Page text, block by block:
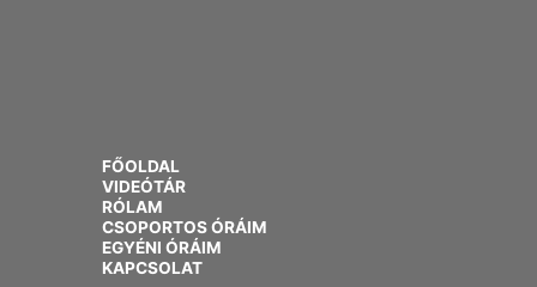
FŐOLDAL
VIDEÓTÁR
RÓLAM
CSOPORTOS ÓRÁIM
EGYÉNI ÓRÁIM
KAPCSOLAT